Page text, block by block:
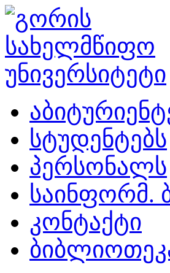
სტუდენტებს
პერსონალს
საინფორმ.
კონტაქტი